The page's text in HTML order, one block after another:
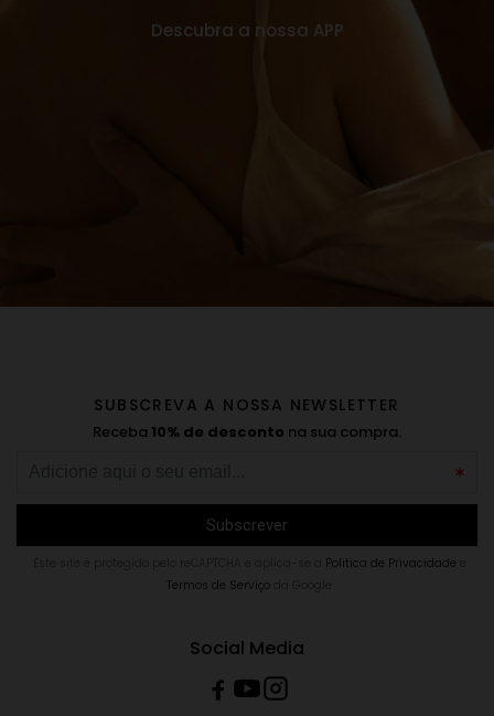
Descubra a nossa APP
SUBSCREVA A NOSSA NEWSLETTER
Receba 10% de desconto na sua compra.
Politica de Privacidade
Termos de Serviçoda Google.
Social Media